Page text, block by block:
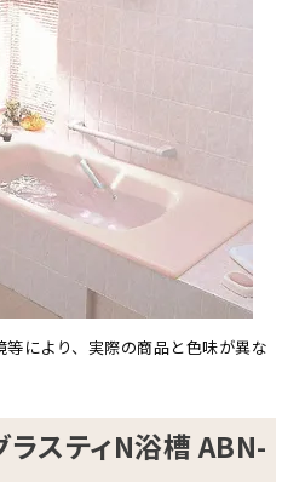
により、実際の商品と色味が異な
スティN浴槽 ABN-